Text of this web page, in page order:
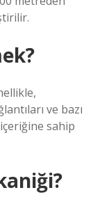
ve bazı
sahip